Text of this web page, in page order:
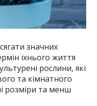
значних
їхнього життя
рослини, які
та кімнатного
розміри та менш